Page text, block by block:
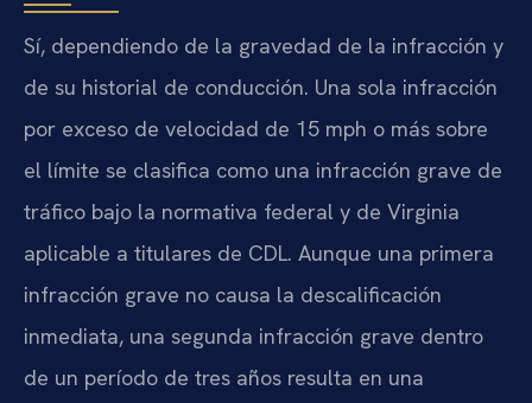
Sí, dependiendo de la gravedad de la infracción y
de su historial de conducción. Una sola infracción
por exceso de velocidad de 15 mph o más sobre
el límite se clasifica como una infracción grave de
tráfico bajo la normativa federal y de Virginia
aplicable a titulares de CDL. Aunque una primera
infracción grave no causa la descalificación
inmediata, una segunda infracción grave dentro
de un período de tres años resulta en una